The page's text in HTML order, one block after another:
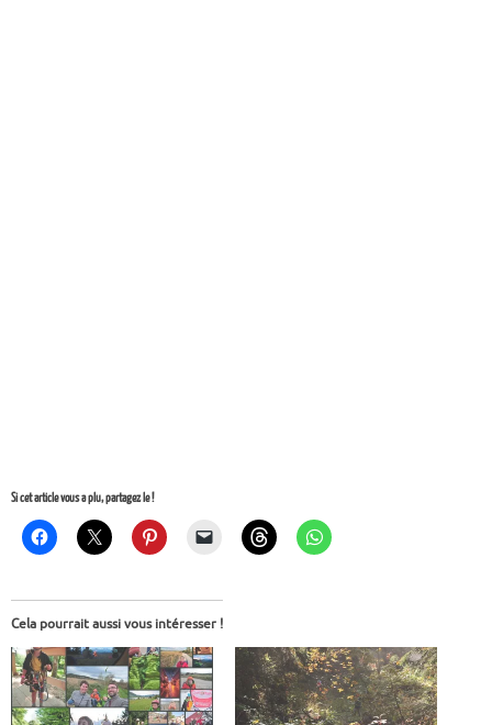
Si cet article vous a plu, partagez le !
Cela pourrait aussi vous intéresser !